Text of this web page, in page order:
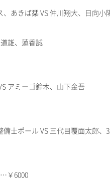
、あきば栞 VS 仲川翔大、日向
雄、蓮香誠
アミーゴ鈴木、山下金吾
士ポール VS 三代目覆面太郎、
￥6000